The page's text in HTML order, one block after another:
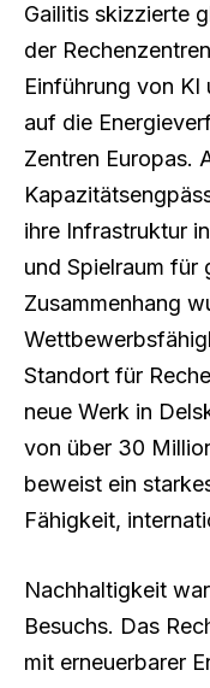
Gailitis skizzierte
der
Einführung von KI
auf die
Zentren Europas.
ihre Infrastruktur
und Spielraum für
Zusammenhang
Standort für
neue Werk in
von über 30
beweist ein
Fähigkeit,
Nachhaltigkeit
Besuchs. Das
mit erneuerbarer